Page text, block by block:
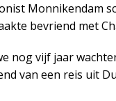
Monnikendam
bevriend met
nog vijf jaar
van een reis uit